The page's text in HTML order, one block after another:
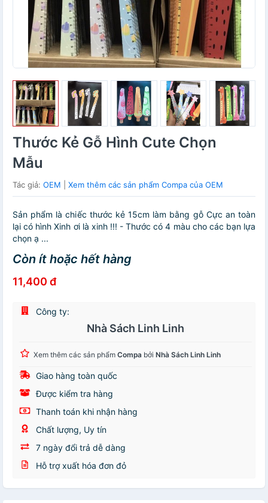
Thước Kẻ Gỗ Hình Cute Chọn
Mẫu
Tác giả: OEM Xem thêm các sản phẩm Compa của OEM
Sản phẩm là chiếc thước kẻ 15cm làm bằng gỗ Cực an toàn
lại có hình Xinh ơi là xinh !!! - Thước có 4 màu cho các bạn lựa
chọn ạ ...
Còn ít hoặc hết hàng
11,400 đ
Công ty:
Nhà Sách Linh Linh
Xem thêm các sản phẩm Compa bởi Nhà Sách Linh Linh
Giao hàng toàn quốc
Được kiểm tra hàng
Thanh toán khi nhận hàng
Chất lượng, Uy tín
7 ngày đổi trả dễ dàng
Hỗ trợ xuất hóa đơn đỏ